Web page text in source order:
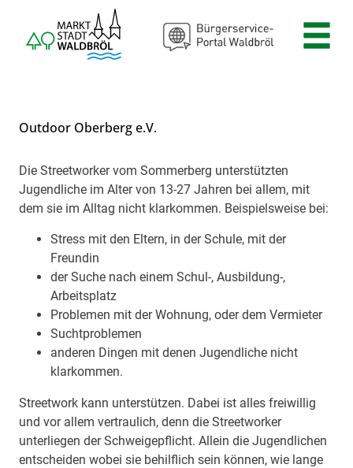
Zum Hauptinhalt springen
Outdoor Oberberg e.V.
Beschreibung
Die Streetworker vom Sommerberg unterstützten
Jugendliche im Alter von 13-27 Jahren bei allem, mit
dem sie im Alltag nicht klarkommen. Beispielsweise bei:
Stress mit den Eltern, in der Schule, mit der
Freundin
der Suche nach einem Schul-, Ausbildung-,
Arbeitsplatz
Problemen mit der Wohnung, oder dem Vermieter
Suchtproblemen
anderen Dingen mit denen Jugendliche nicht
klarkommen.
Streetwork kann unterstützen. Dabei ist alles freiwillig
und vor allem vertraulich, denn die Streetworker
unterliegen der Schweigepflicht. Allein die Jugendlichen
entscheiden wobei sie behilflich sein können, wie lange